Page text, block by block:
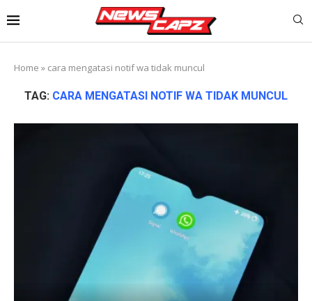
Home » cara mengatasi notif wa tidak muncul
TAG: CARA MENGATASI NOTIF WA TIDAK MUNCUL